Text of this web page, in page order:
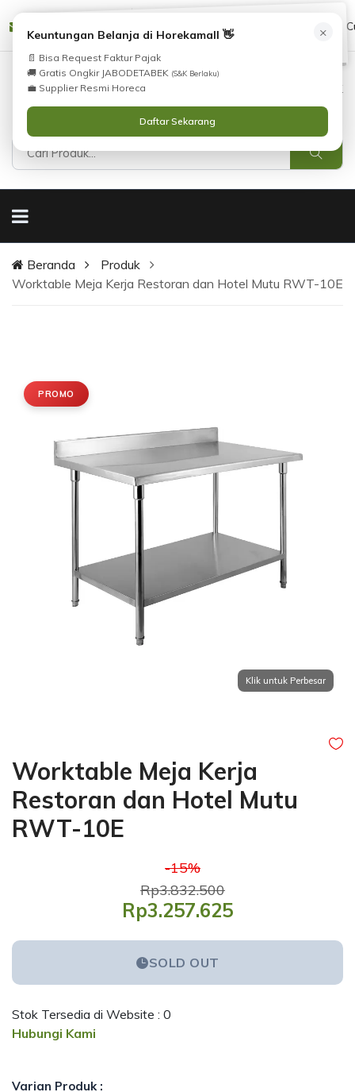
(021) 38783380 08551688000
Masuk
×
Keuntungan Belanja di Horekamall 👋
📄 Bisa Request Faktur Pajak
🚚 Gratis Ongkir JABODETABEK (S&K Berlaku)
💼 Supplier Resmi Horeca
Daftar Sekarang
Beranda
Produk
Worktable Meja Kerja Restoran dan Hotel Mutu RWT-10E
PROMO
Worktable Meja Kerja
Restoran dan Hotel Mutu
RWT-10E
-15%
Rp3.832.500
Rp3.257.625
SOLD OUT
Stok Tersedia di Website : 0
Hubungi Kami
Varian Produk :
i
Silahkan lihatKatalog
Hubungi Kami